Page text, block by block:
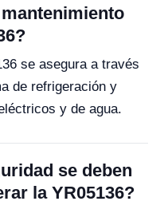
se asegura a través
de refrigeración y
y de agua.
se deben
la YR05136?